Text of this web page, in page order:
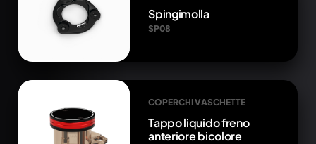
Spingimolla
SP08
COPERCHI VASCHETTE
Tappo liquido freno
anteriore bicolore